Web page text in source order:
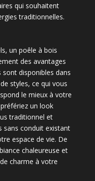
qui souhaitent
traditionnelles.
un poêle à bois
des avantages
disponibles dans
styles, ce qui vous
le mieux à votre
un look
traditionnel et
sans conduit existant
espace de vie. De
chaleureuse et
charme à votre